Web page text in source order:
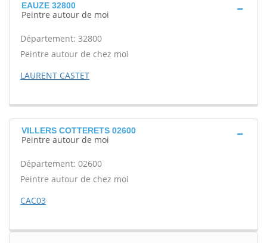
EAUZE 32800
Peintre autour de moi
Département: 32800
Peintre autour de chez moi
LAURENT CASTET
VILLERS COTTERETS 02600
Peintre autour de moi
Département: 02600
Peintre autour de chez moi
CAC03